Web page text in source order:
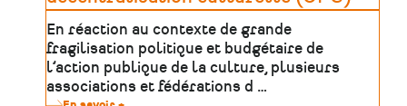
secteur
(Anne
Souty
&
Opale.
2026)
En réaction au contexte de grande
fragilisation politique et budgétaire de
l’action publique de la culture, plusieurs
associations et fédérations d …